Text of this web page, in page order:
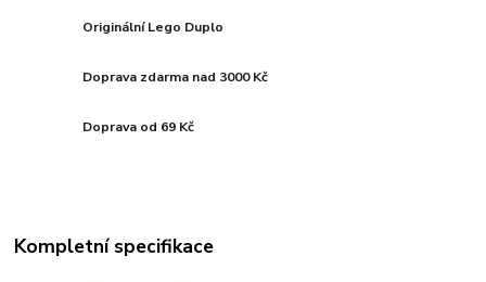
Originální Lego Duplo
Doprava zdarma nad 3000 Kč
Doprava od 69 Kč
Kompletní specifikace